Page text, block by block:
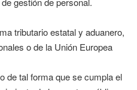
tributario estatal y aduanero,
o de la Unión Europea
de tal forma que se cumpla el